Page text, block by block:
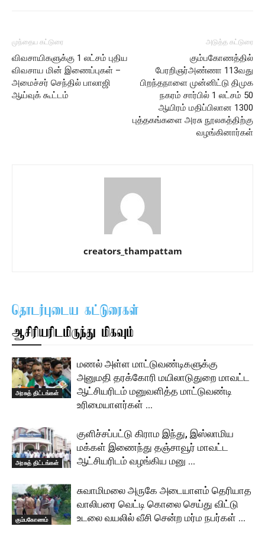
முந்தைய கட்டுரை
விவசாயிகளுக்கு 1 லட்சம் புதிய
விவசாய மின் இணைப்புகள் –
அமைச்சர் செந்தில் பாலாஜி
ஆய்வுக் கூட்டம்
அடுத்த கட்டுரை
கும்பகோணத்தில்
பேரறிஞர்அண்ணா 113வது
பிறந்தநாளை முன்னிட்டு திமுக
நகரம் சார்பில் 1 லட்சம் 50
ஆயிரம் மதிப்பிலான 1300
புத்தகங்களை அரசு நூலகத்திற்கு
வழங்கினார்கள்
creators_thampattam
தொடர்புடைய கட்டுரைகள்
ஆசிரியரிடமிருந்து மிகவும்
அரசுத் திட்டங்கள்
மணல் அள்ள மாட்டுவண்டிகளுக்கு
அனுமதி தரக்கோரி மயிலாடுதுறை மாவட்ட
ஆட்சியரிடம் மனுவளித்த மாட்டுவண்டி
உரிமையாளர்கள் …
அரசுத் திட்டங்கள்
குளிச்சப்பட்டு கிராம இந்து, இஸ்லாமிய
மக்கள் இணைந்து தஞ்சாவூர் மாவட்ட
ஆட்சியரிடம் வழங்கிய மனு …
கும்பகோணம்
சுவாமிமலை அருகே அடையாளம் தெரியாத
வாலிபரை வெட்டி கொலை செய்து விட்டு
உடலை வயலில் வீசி சென்ற மர்ம நபர்கள் …